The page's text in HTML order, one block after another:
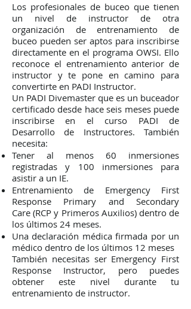
Los profesionales de buceo que tienen
un nivel de instructor de otra
organización de entrenamiento de
buceo pueden ser aptos para inscribirse
directamente en el programa OWSI. Ello
reconoce el entrenamiento anterior de
instructor y te pone en camino para
convertirte en PADI Instructor.
Un PADI Divemaster que es un buceador
certificado desde hace seis meses puede
inscribirse en el curso PADI de
Desarrollo de Instructores. También
necesita:
Tener al menos 60 inmersiones
registradas y 100 inmersiones para
asistir a un IE.
Entrenamiento de Emergency First
Response Primary and Secondary
Care (RCP y Primeros Auxilios) dentro de
los últimos 24 meses.
Una declaración médicafirmada por un
médico dentro de los últimos 12 meses
También necesitas ser Emergency First
Response Instructor, pero puedes
obtener este nivel durante tu
entrenamiento de instructor.